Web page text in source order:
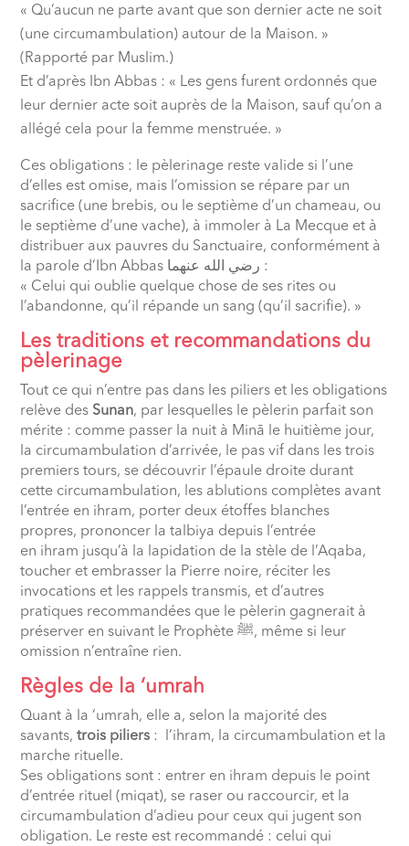
« Qu’aucun ne parte avant que son dernier acte ne soit
(une circumambulation) autour de la Maison. »
(Rapporté par Muslim.)
Et d’après Ibn Abbas : « Les gens furent ordonnés que
leur dernier acte soit auprès de la Maison, sauf qu’on a
allégé cela pour la femme menstruée. »
Ces obligations : le pèlerinage reste valide si l’une
d’elles est omise, mais l’omission se répare par un
sacrifice (une brebis, ou le septième d’un chameau, ou
le septième d’une vache), à immoler à La Mecque et à
distribuer aux pauvres du Sanctuaire, conformément à
la parole d’Ibn Abbas رضي الله عنهما :
« Celui qui oublie quelque chose de ses rites ou
l’abandonne, qu’il répande un sang (qu’il sacrifie). »
Les traditions et recommandations du
pèlerinage
Tout ce qui n’entre pas dans les piliers et les obligations
relève des Sunan, par lesquelles le pèlerin parfait son
mérite : comme passer la nuit à Minā le huitième jour,
la circumambulation d’arrivée, le pas vif dans les trois
premiers tours, se découvrir l’épaule droite durant
cette circumambulation, les ablutions complètes avant
l’entrée en ihram, porter deux étoffes blanches
propres, prononcer la talbiya depuis l’entrée
en ihram jusqu’à la lapidation de la stèle de l’Aqaba,
toucher et embrasser la Pierre noire, réciter les
invocations et les rappels transmis, et d’autres
pratiques recommandées que le pèlerin gagnerait à
préserver en suivant le Prophèteﷺ, même si leur
omission n’entraîne rien.
Règles de la ‘umrah
Quant à la ‘umrah, elle a, selon la majorité des
savants,trois piliers : l’ihram, la circumambulation et la
marche rituelle.
Ses obligations sont : entrer en ihram depuis le point
d’entrée rituel (miqat), se raser ou raccourcir, et la
circumambulation d’adieu pour ceux qui jugent son
obligation. Le reste est recommandé : celui qui